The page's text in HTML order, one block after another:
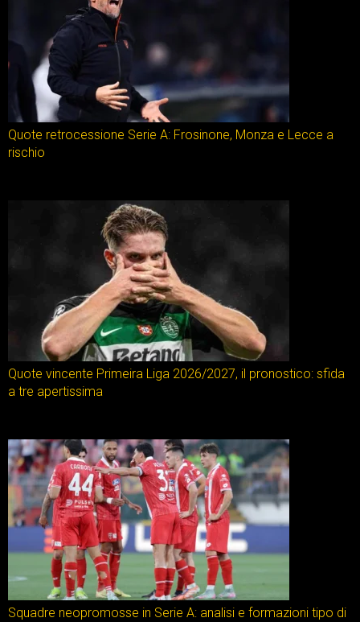
Quote retrocessione Serie A: Frosinone, Monza e Lecce a
rischio
Quote vincente Primeira Liga 2026/2027, il pronostico: sfida
a tre apertissima
Squadre neopromosse in Serie A: analisi e formazioni tipo di